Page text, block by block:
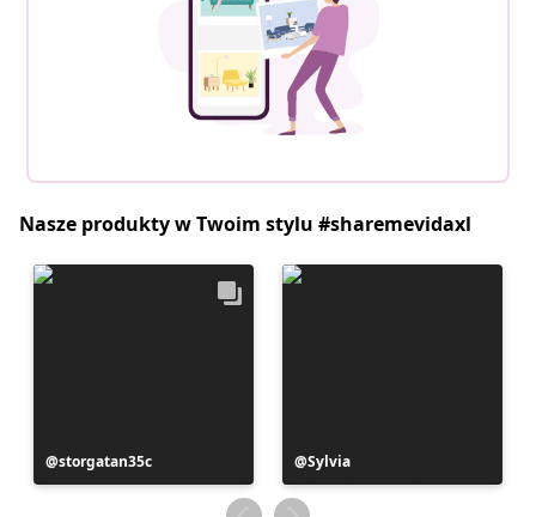
Nasze produkty w Twoim stylu #sharemevidaxl
Post
opublikowany
storgatan35c
Post
opublikowany
przez
Sylvia